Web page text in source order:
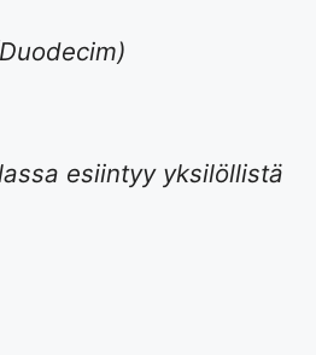
esiintyy yksilöllistä